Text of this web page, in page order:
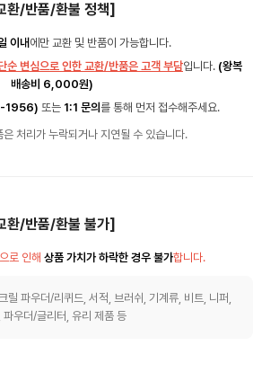
환/반품/환불 정책]
이내 에만 교환 및 반품이 가능합니다.
순 변심으로 인한 교환/반품은 고객 부담입니다. (왕복
배송비 6,000원)
1956) 또는 1:1 문의 를 통해 먼저 접수해주세요.
처리가 누락되거나 지연될 수 있습니다.
환/반품/환불 불가]
로 인해 상품 가치가 하락한 경우 불가합니다.
릴 파우더/리퀴드, 서적, 브러쉬, 기계류, 비트, 니퍼,
파우더/글리터, 유리 제품 등